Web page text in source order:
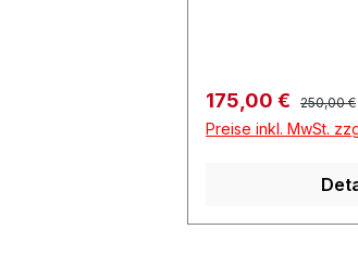
Verkaufspreis:
175,00 € 250,00 €
Preise inkl. MwSt.